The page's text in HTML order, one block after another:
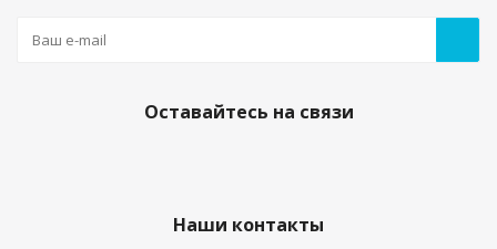
Оставайтесь на связи
Наши контакты